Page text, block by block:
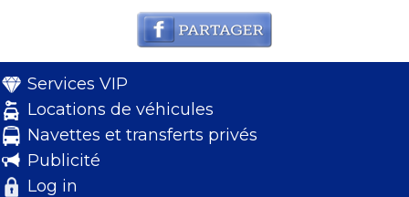
Services VIP
Locations de véhicules
Navettes et transferts privés
Publicité
Log in